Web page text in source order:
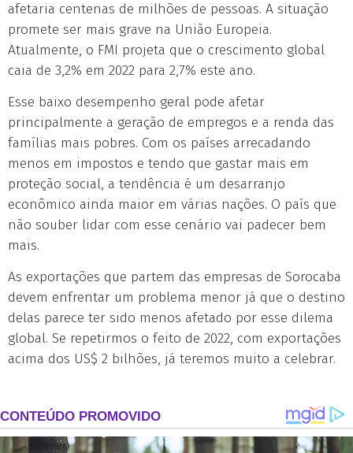
afetaria centenas de milhões de pessoas. A situação
promete ser mais grave na União Europeia.
Atualmente, o FMI projeta que o crescimento global
caia de 3,2% em 2022 para 2,7% este ano.
Esse baixo desempenho geral pode afetar
principalmente a geração de empregos e a renda das
famílias mais pobres. Com os países arrecadando
menos em impostos e tendo que gastar mais em
proteção social, a tendência é um desarranjo
econômico ainda maior em várias nações. O país que
não souber lidar com esse cenário vai padecer bem
mais.
As exportações que partem das empresas de Sorocaba
devem enfrentar um problema menor já que o destino
delas parece ter sido menos afetado por esse dilema
global. Se repetirmos o feito de 2022, com exportações
acima dos US$ 2 bilhões, já teremos muito a celebrar.